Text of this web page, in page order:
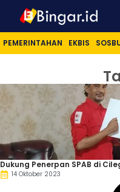
PEMERINTAHAN EKBIS
Dukung Penerpan SPAB di
14 Oktober 2023